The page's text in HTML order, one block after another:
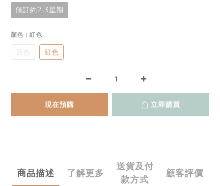
預訂約2-3星期
顏色 : 紅色
藍色 紅色
現在預購 立即購買
商品描述 了解更多
送貨及付
款方式
顧客評價